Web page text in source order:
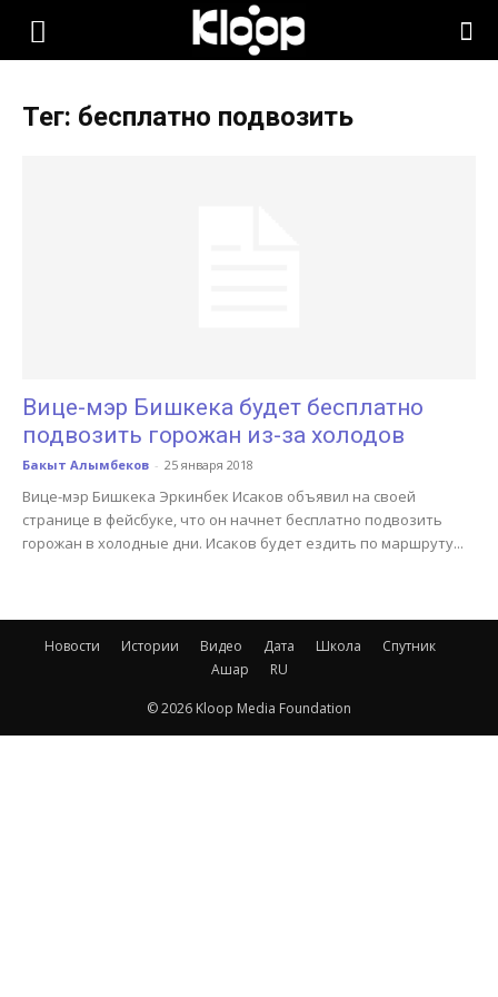
KLOOP.KG
Тег: бесплатно подвозить
Вице-мэр Бишкека будет бесплатно
подвозить горожан из-за холодов
Бакыт Алымбеков - 25 января 2018
Вице-мэр Бишкека Эркинбек Исаков объявил на своей
странице в фейсбуке, что он начнет бесплатно подвозить
горожан в холодные дни. Исаков будет ездить по маршруту...
Новости Истории Видео Дата Школа
Спутник
Ашар
RU
© 2026 Kloop Media Foundation